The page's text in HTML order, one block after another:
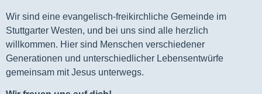
Wir sind eine evangelisch-freikirchliche Gemeinde im
Stuttgarter Westen, und bei uns sind alle herzlich
willkommen. Hier sind Menschen verschiedener
Generationen und unterschiedlicher Lebensentwürfe
gemeinsam mit Jesus unterwegs.